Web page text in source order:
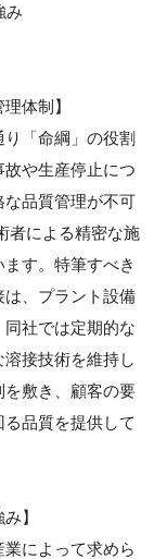
み
体制】
「命綱」の役割
や生産停止につ
品質管理が不可
者による精密な施
す。特筆すべき
、プラント設備
社では定期的な
接技術を維持し
敷き、顧客の要
品質を提供して
】
によって求めら